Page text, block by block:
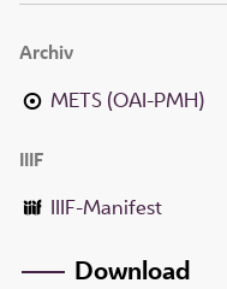
Archiv
METS (OAI-PMH)
IIIF
IIIF-Manifest
Download